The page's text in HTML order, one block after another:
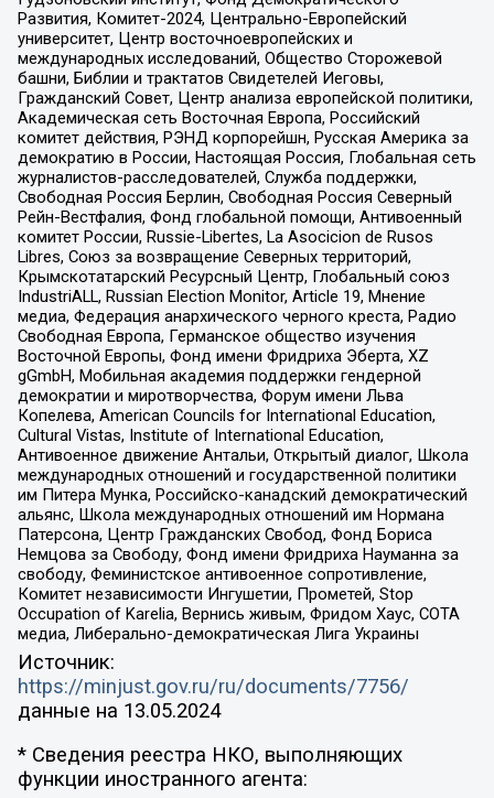
Развития, Комитет-2024, Центрально-Европейский
университет, Центр восточноевропейских и
международных исследований, Общество Сторожевой
башни, Библии и трактатов Свидетелей Иеговы,
Гражданский Совет, Центр анализа европейской политики,
Академическая сеть Восточная Европа, Российский
комитет действия, РЭНД корпорейшн, Русская Америка за
демократию в России, Настоящая Россия, Глобальная сеть
журналистов-расследователей, Служба поддержки,
Свободная Россия Берлин, Свободная Россия Северный
Рейн-Вестфалия, Фонд глобальной помощи, Антивоенный
комитет России, Russie-Libertes, La Asocicion de Rusos
Libres, Союз за возвращение Северных территорий,
Крымскотатарский Ресурсный Центр, Глобальный союз
IndustriALL, Russian Election Monitor, Article 19, Мнение
медиа, Федерация анархического черного креста, Радио
Свободная Европа, Германское общество изучения
Восточной Европы, Фонд имени Фридриха Эберта, XZ
gGmbH, Мобильная академия поддержки гендерной
демократии и миротворчества, Форум имени Льва
Копелева, American Councils for International Education,
Cultural Vistas, Institute of International Education,
Антивоенное движение Антальи, Открытый диалог, Школа
международных отношений и государственной политики
им Питера Мунка, Российско-канадский демократический
альянс, Школа международных отношений им Нормана
Патерсона, Центр Гражданских Свобод, Фонд Бориса
Немцова за Свободу, Фонд имени Фридриха Науманна за
свободу, Феминистское антивоенное сопротивление,
Комитет независимости Ингушетии, Прометей, Stop
Occupation of Karelia, Вернись живым, Фридом Хаус, СОТА
медиа, Либерально-демократическая Лига Украины
Источник:
https://minjust.gov.ru/ru/documents/7756/
данные на 13.05.2024
* Сведения реестра НКО, выполняющих
функции иностранного агента: